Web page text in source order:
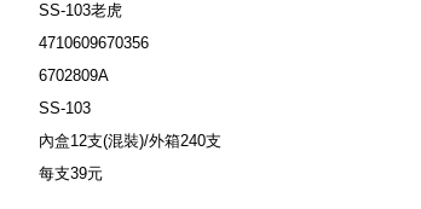
SS-103老虎
4710609670356
6702809A
SS-103
內盒12支(混裝)/外箱240支
每支39元